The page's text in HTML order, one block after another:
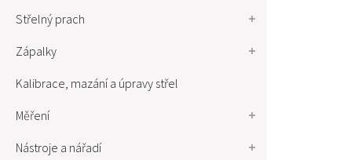
Střelný prach
Zápalky
Kalibrace, mazání a úpravy střel
Měření
Nástroje a nářadí